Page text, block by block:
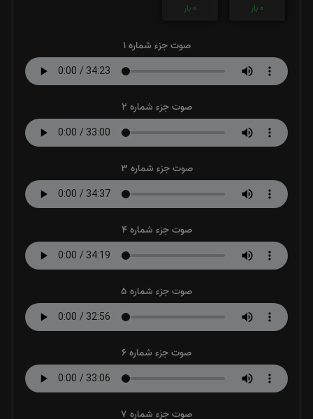
0 بار
0 بار
صوت جزء شماره 1
صوت جزء شماره 2
صوت جزء شماره 3
صوت جزء شماره 4
صوت جزء شماره 5
صوت جزء شماره 6
صوت جزء شماره 7